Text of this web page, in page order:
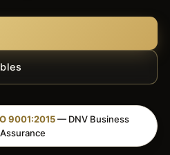
9001:2015— DNV Business
Assurance